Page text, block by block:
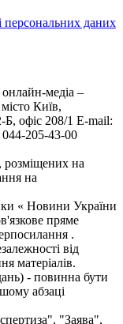
персональних даних
медіа –
Київ,
офіс 208/1 E-mail:
205-43-00
розміщених на
на
« Новини України
пряме
.
від
матеріалів.
- повинна бути
абзаці
"Заява",